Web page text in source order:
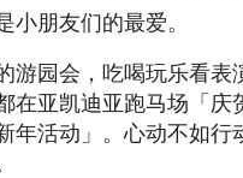
小朋友们的最爱。
游园会，吃喝玩乐看表
在亚凯迪亚跑马场「庆
年活动」。心动不如行